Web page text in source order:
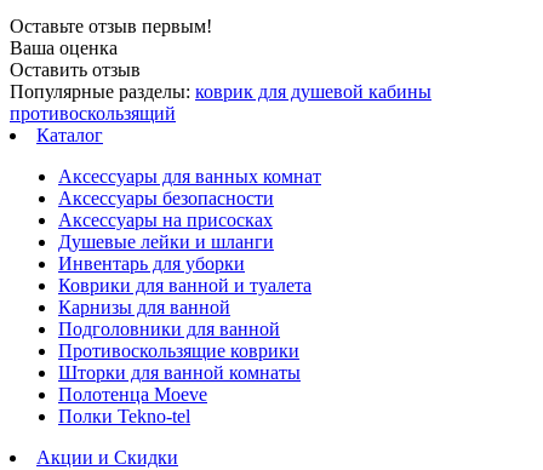
Оставьте отзыв первым!
Ваша оценка
Оставить отзыв
Популярные разделы: коврик для душевой кабины
противоскользящий
Каталог
Аксессуары для ванных комнат
Аксессуары безопасности
Аксессуары на присосках
Душевые лейки и шланги
Инвентарь для уборки
Коврики для ванной и туалета
Карнизы для ванной
Подголовники для ванной
Противоскользящие коврики
Шторки для ванной комнаты
Полотенца Moeve
Полки Tekno-tel
Акции и Скидки